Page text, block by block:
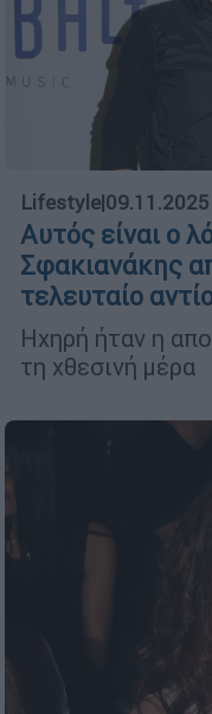
Lifestyle|
Αυτός είναι ο
Σφακιανάκης
τελευταίο
Ηχηρή ήταν η
τη χθεσινή μέρα